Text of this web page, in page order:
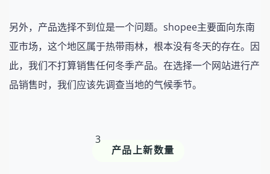
另外，产品选择不到位是一个问题。shopee主要面向东南
亚市场，这个地区属于热带雨林，根本没有冬天的存在。因
此，我们不打算销售任何冬季产品。在选择一个网站进行产
品销售时，我们应该先调查当地的气候季节。
3
产品上新数量